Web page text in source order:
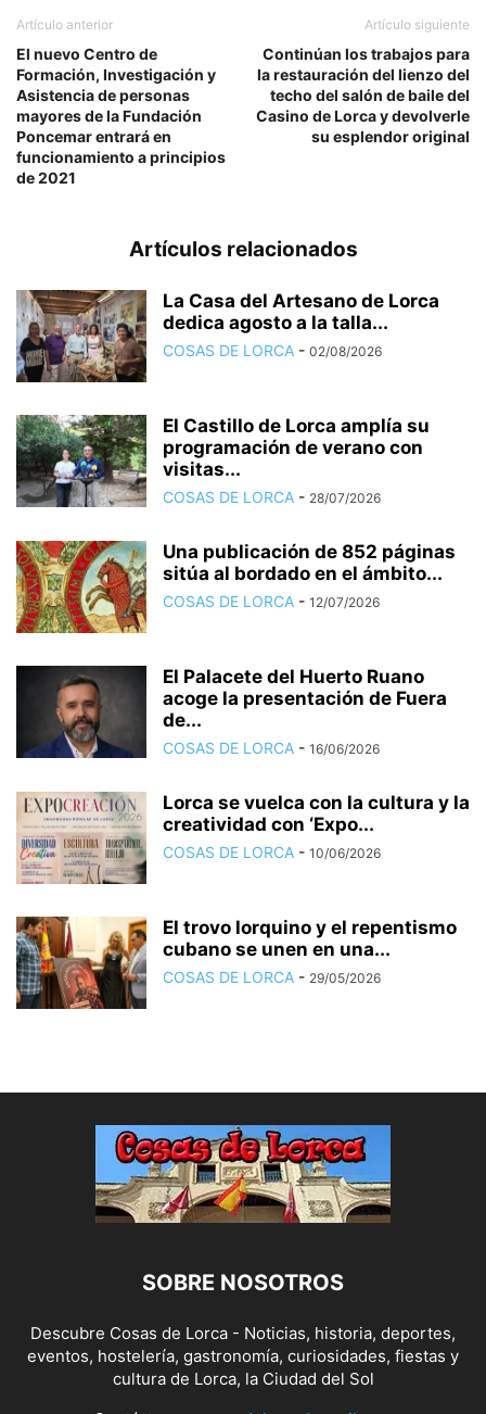
Artículo anterior
El nuevo Centro de
Formación, Investigación y
Asistencia de personas
mayores de la Fundación
Poncemar entrará en
funcionamiento a principios
de 2021
Artículo siguiente
Continúan los trabajos para
la restauración del lienzo del
techo del salón de baile del
Casino de Lorca y devolverle
su esplendor original
Artículos relacionados
La Casa del Artesano de Lorca
dedica agosto a la talla...
COSAS DE LORCA - 02/08/2026
El Castillo de Lorca amplía su
programación de verano con
visitas...
COSAS DE LORCA - 28/07/2026
Una publicación de 852 páginas
sitúa al bordado en el ámbito...
COSAS DE LORCA - 12/07/2026
El Palacete del Huerto Ruano
acoge la presentación de Fuera
de...
COSAS DE LORCA - 16/06/2026
Lorca se vuelca con la cultura y la
creatividad con ‘Expo...
COSAS DE LORCA - 10/06/2026
El trovo lorquino y el repentismo
cubano se unen en una...
COSAS DE LORCA - 29/05/2026
SOBRE NOSOTROS
Descubre Cosas de Lorca - Noticias, historia, deportes,
eventos, hostelería, gastronomía, curiosidades, fiestas y
cultura de Lorca, la Ciudad del Sol